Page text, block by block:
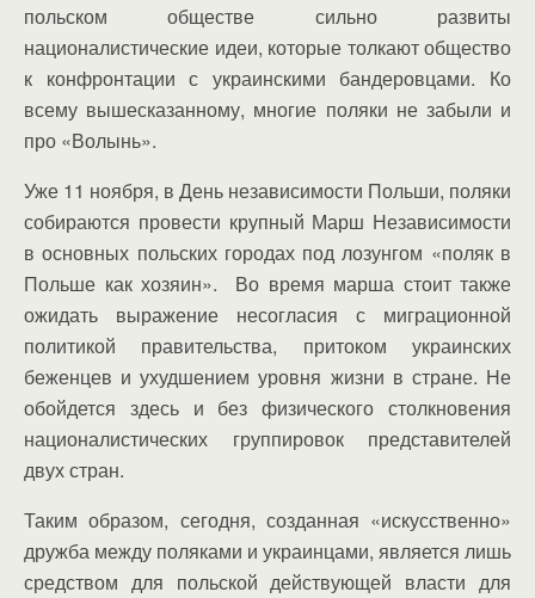
польском обществе сильно развиты
националистические идеи, которые толкают общество
к конфронтации с украинскими бандеровцами. Ко
всему вышесказанному, многие поляки не забыли и
про «Волынь».
Уже 11 ноября, в День независимости Польши, поляки
собираются провести крупный Марш Независимости
в основных польских городах под лозунгом «поляк в
Польше как хозяин». Во время марша стоит также
ожидать выражение несогласия с миграционной
политикой правительства, притоком украинских
беженцев и ухудшением уровня жизни в стране. Не
обойдется здесь и без физического столкновения
националистических группировок представителей
двух стран.
Таким образом, сегодня, созданная «искусственно»
дружба между поляками и украинцами, является лишь
средством для польской действующей власти для